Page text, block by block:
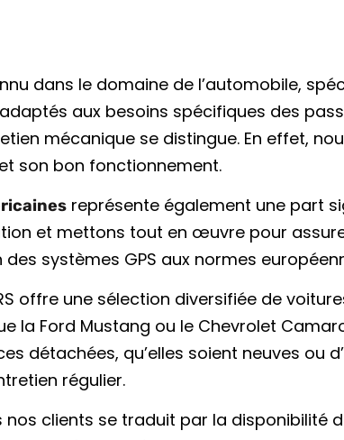
dans le domaine de l’automobile,
aux besoins spécifiques des
mécanique se distingue. En effet,
son bon fonctionnement.
représente également une part
et mettons tout en œuvre pour
systèmes GPS aux normes
offre une sélection diversifiée de
la Ford Mustang ou le Chevrolet
détachées, qu’elles soient neuves
régulier.
clients se traduit par la disponibilité